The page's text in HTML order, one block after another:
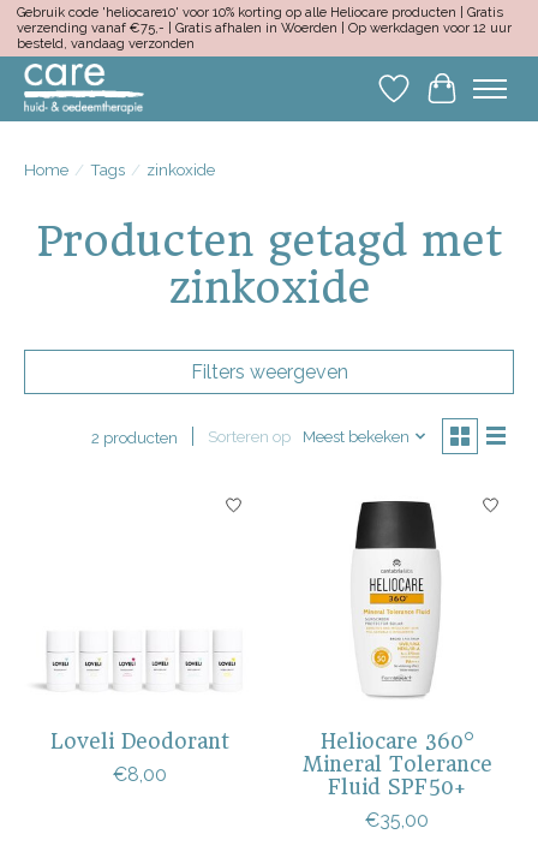
Gebruik code 'heliocare10' voor 10% korting op alle Heliocare producten | Gratis
verzending vanaf €75,- | Gratis afhalen in Woerden | Op werkdagen voor 12 uur
besteld, vandaag verzonden
Verlanglijst
Home / Tags / zinkoxide
Producten getagd met
zinkoxide
Filters weergeven
2 producten Sorteren op Meest bekeken
Loveli Deodorant
€8,00
Heliocare 360°
Mineral Tolerance
Fluid SPF50+
€35,00